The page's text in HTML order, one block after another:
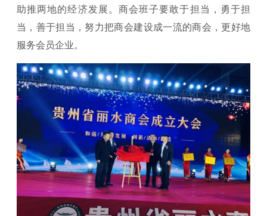
助推两地的经济发展。商会班子要敢于担当，勇于担
当，善于担当，努力把商会建设成一流的商会，更好地
服务会员企业。